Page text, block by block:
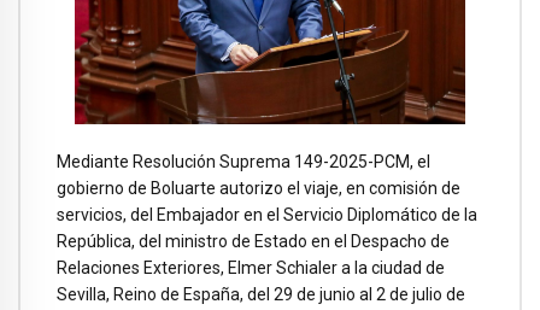
Mediante Resolución Suprema 149-2025-PCM, el
gobierno de Boluarte autorizo el viaje, en comisión de
servicios, del Embajador en el Servicio Diplomático de la
República, del ministro de Estado en el Despacho de
Relaciones Exteriores, Elmer Schialer a la ciudad de
Sevilla, Reino de España, del 29 de junio al 2 de julio de